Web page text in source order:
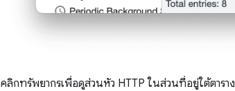
คลิกทรัพยากรเพื่อดูส่วนหัว HTTP ในส่วนที่อยู่ใต้ตาราง